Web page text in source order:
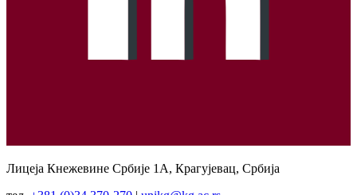
Лицеја Кнежевине Србије 1А, Крагујевац, Србија